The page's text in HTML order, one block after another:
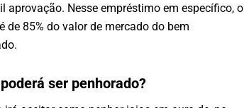
aprovação. Nesse empréstimo em específico, o
de 85% do valor de mercado do bem
ser penhorado?